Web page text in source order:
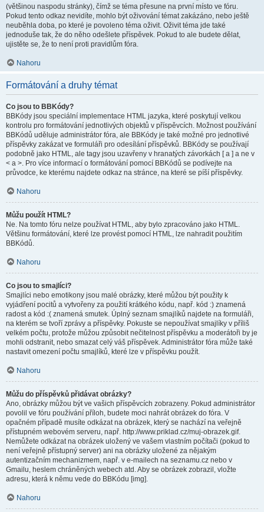
(většinou naspodu stránky), čímž se téma přesune na první místo ve fóru.
Pokud tento odkaz nevidíte, mohlo být oživování témat zakázáno, nebo ještě
neuběhla doba, po které je povoleno téma oživit. Oživit téma jde také
jednoduše tak, že do něho odešlete příspěvek. Pokud to ale budete dělat,
ujistěte se, že to není proti pravidlům fóra.
Nahoru
Formátování a druhy témat
Co jsou to BBKódy?
BBKódy jsou speciální implementace HTML jazyka, které poskytují velkou
kontrolu pro formátování jednotlivých objektů v příspěvcích. Možnost používání
BBKódů uděluje administrátor fóra, ale BBKódy je také možné pro jednotlivé
příspěvky zakázat ve formuláři pro odesílání příspěvků. BBKódy se používají
podobně jako HTML, ale tagy jsou uzavřeny v hranatých závorkách [ a ] a ne v
< a >. Pro více informací o formátování pomocí BBKódů se podívejte na
průvodce, ke kterému najdete odkaz na stránce, na které se píší příspěvky.
Nahoru
Můžu použít HTML?
Ne. Na tomto fóru nelze používat HTML, aby bylo zpracováno jako HTML.
Většinu formátování, které lze provést pomocí HTML, lze nahradit použitím
BBKódů.
Nahoru
Co jsou to smajlíci?
Smajlíci nebo emotikony jsou malé obrázky, které můžou být použity k
vyjádření pocitů a vytvořeny za použití krátkého kódu, např. kód :) znamená
radost a kód :( znamená smutek. Úplný seznam smajlíků najdete na formuláři,
na kterém se tvoří zprávy a příspěvky. Pokuste se nepoužívat smajlíky v příliš
velkém počtu, protože můžou způsobit nečitelnost příspěvku a moderátoři by je
mohli odstranit, nebo smazat celý váš příspěvek. Administrátor fóra může také
nastavit omezení počtu smajlíků, které lze v příspěvku použít.
Nahoru
Můžu do příspěvků přidávat obrázky?
Ano, obrázky můžou být ve vašich příspěvcích zobrazeny. Pokud administrátor
povolil ve fóru používání příloh, budete moci nahrát obrázek do fóra. V
opačném případě musíte odkázat na obrázek, který se nachází na veřejně
přístupném webovém serveru, např. http://www.priklad.cz/muj-obrazek.gif.
Nemůžete odkázat na obrázek uložený ve vašem vlastním počítači (pokud to
není veřejně přístupný server) ani na obrázky uložené za nějakým
autentizačním mechanizmem, např. v e-mailech na seznamu.cz nebo v
Gmailu, heslem chráněných webech atd. Aby se obrázek zobrazil, vložte
adresu, která k němu vede do BBKódu [img].
Nahoru